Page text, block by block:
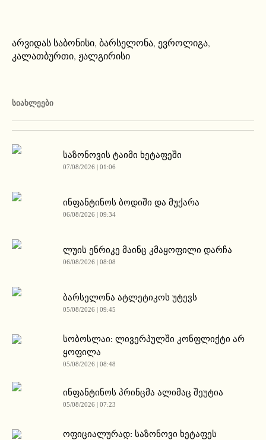
არვიდას საბონისი, ბარსელონა, ევროლიგა,
კალათბურთი, ჟალგირისი
ᲡᲘᲐᲮᲚᲔᲔᲑᲘ
საზონოვის ტაიმი ხეტაფეში
07/08/2026 | 01:06
ინფანტინოს ბოდიში და მუქარა
06/08/2026 | 09:34
ლუის ენრიკე მაინც კმაყოფილი დარჩა
06/08/2026 | 08:08
ბარსელონა ატლეტიკოს უტევს
05/08/2026 | 09:45
სობოსლაი: ლივერპულში კონფლიქტი არ
ყოფილა
05/08/2026 | 08:48
ინფანტინოს პრინცმა ალიმაც შეუტია
05/08/2026 | 07:23
ოფიციალურად: საზონოვი ხეტაფეს